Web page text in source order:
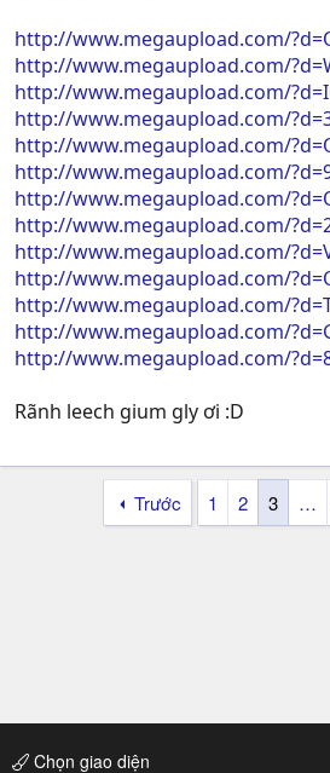
http://www.megaupload.com/
http://www.megaupload.com/
http://www.megaupload.com/
http://www.megaupload.com/
http://www.megaupload.com/
http://www.megaupload.com/
http://www.megaupload.com/
http://www.megaupload.com/
http://www.megaupload.com/
http://www.megaupload.com/
http://www.megaupload.com/
http://www.megaupload.com/
http://www.megaupload.com/
Rãnh leech gium gly ơi :D
Trước 1 2 3 …
Chọn giao diện